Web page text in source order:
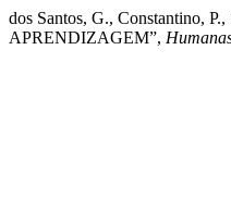
dos Santos, G., Constantino,
APRENDIZAGEM”,